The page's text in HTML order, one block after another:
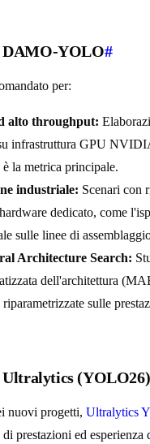
DAMO-YOLO#
per:
alto throughput:
infrastruttura GPU
la metrica principale.
industriale: Scenari con
dedicato, come
sulle linee di
Architecture Search:
dell'architettura
sulle
Ultralytics (YOLO26)
nuovi progetti, Ultralytics
prestazioni ed esperienza